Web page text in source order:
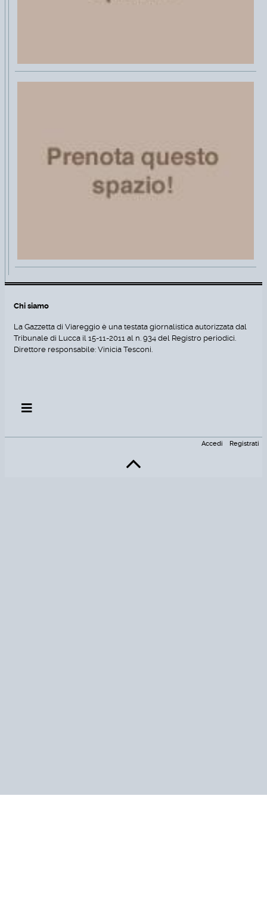
Chi siamo
La Gazzetta di Viareggio è una testata giornalistica autorizzata dal
Tribunale di Lucca il 15-11-2011 al n. 934 del Registro periodici.
Direttore responsabile: Vinicia Tesconi.
Accedi Registrati